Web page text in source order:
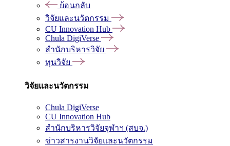
ย้อนกลับ
วิจัยและนวัตกรรม
CU Innovation Hub
Chula DigiVerse
สำนักบริหารวิจัย
ทุนวิจัย
วิจัยและนวัตกรรม
Chula DigiVerse
CU Innovation Hub
สำนักบริหารวิจัยจุฬาฯ (สบจ.)
ข่าวสารงานวิจัยและนวัตกรรม